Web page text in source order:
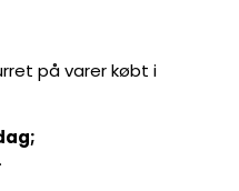
på varer købt i